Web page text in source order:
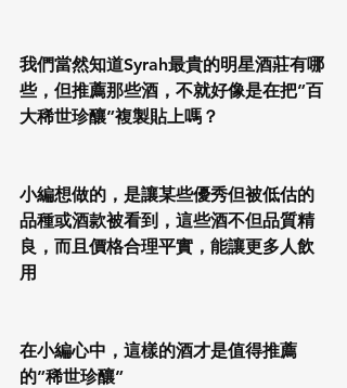
我們當然知道Syrah最貴的明星酒莊有哪
些，但推薦那些酒，不就好像是在把”百
大稀世珍釀”複製貼上嗎？
小編想做的，是讓某些優秀但被低估的
品種或酒款被看到，這些酒不但品質精
良，而且價格合理平實，能讓更多人飲
用
在小編心中，這樣的酒才是值得推薦
的”稀世珍釀”